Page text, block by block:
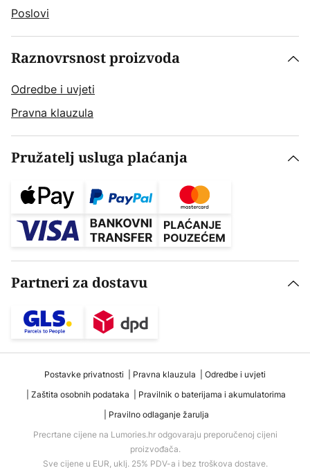
Poslovi
Raznovrsnost proizvoda
Odredbe i uvjeti
Pravna klauzula
Pružatelj usluga plaćanja
Partneri za dostavu
Postavke privatnosti Pravna klauzula
Odredbe i uvjeti
Zaštita osobnih podataka
Pravilnik o baterijama i akumulatorima
Pravilno odlaganje žarulja
Precrtane cijene na Lumories.hr odgovaraju preporučenoj cijeni
proizvođača.
Sve cijene u EUR, uklj. 25% PDV-a i bez troškova dostave.